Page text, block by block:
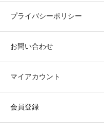
プライバシーポリシー
お問い合わせ
マイアカウント
会員登録